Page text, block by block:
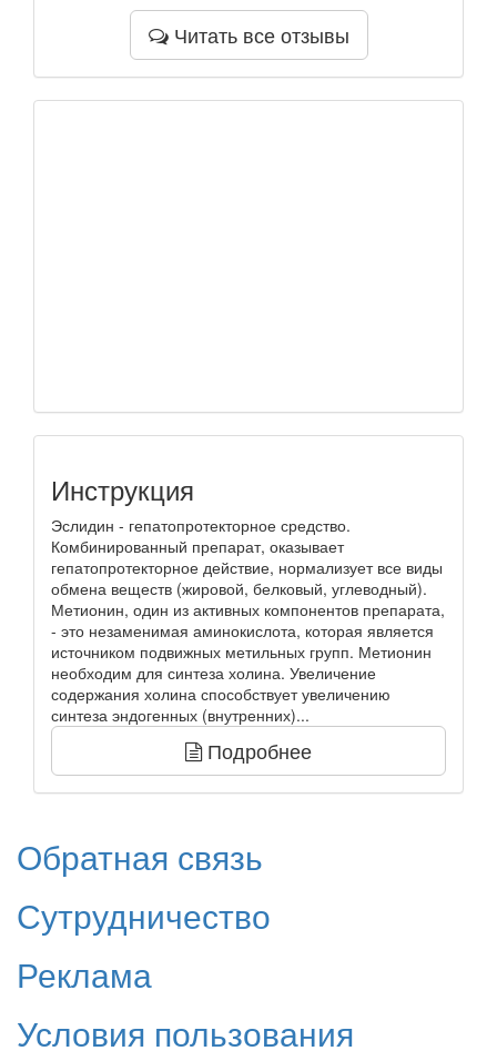
Читать все отзывы
Инструкция
Эслидин - гепатопротекторное средство.
Комбинированный препарат, оказывает
гепатопротекторное действие, нормализует все виды
обмена веществ (жировой, белковый, углеводный).
Метионин, один из активных компонентов препарата,
- это незаменимая аминокислота, которая является
источником подвижных метильных групп. Метионин
необходим для синтеза холина. Увеличение
содержания холина способствует увеличению
синтеза эндогенных (внутренних)...
Подробнее
Обратная связь
Сутрудничество
Реклама
Условия пользования